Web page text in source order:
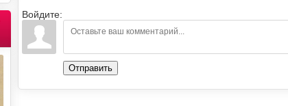
Войдите:
Отправить